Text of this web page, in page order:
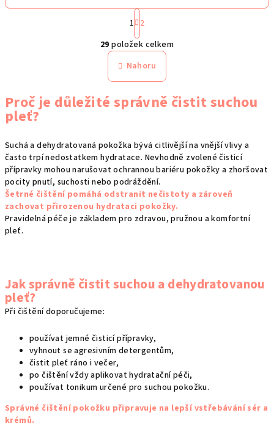
O
v
l
á
d
a
p
r
v
k
y
v
u
S
t
r
á
n
k
o
v
á
1 2
29 položek celkem
Nahoru
Proč je důležité správně čistit suchou
pleť?
Suchá a dehydratovaná pokožka bývá citlivější na vnější vlivy a
často trpí nedostatkem hydratace. Nevhodně zvolené čisticí
přípravky mohou narušovat ochrannou bariéru pokožky a zhoršovat
pocity pnutí, suchosti nebo podráždění.
Šetrné čištění pomáhá odstranit nečistoty a zároveň
zachovat přirozenou hydrataci pokožky.
Pravidelná péče je základem pro zdravou, pružnou a komfortní
pleť.
Jak správně čistit suchou a dehydratovanou
pleť?
Při čištění doporučujeme:
používat jemné čisticí přípravky,
vyhnout se agresivním detergentům,
čistit pleť ráno i večer,
po čištění vždy aplikovat hydratační péči,
používat tonikum určené pro suchou pokožku.
Správné čištění pokožku připravuje na lepší vstřebávání sér a
krémů.